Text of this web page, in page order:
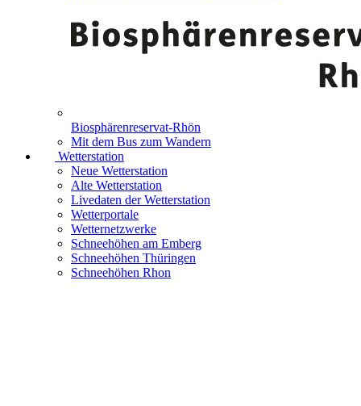
Biosphärenreservat-Rhön
Mit dem Bus zum Wandern
Wetterstation
Neue Wetterstation
Alte Wetterstation
Livedaten der Wetterstation
Wetterportale
Wetternetzwerke
Schneehöhen am Emberg
Schneehöhen Thüringen
Schneehöhen Rhon